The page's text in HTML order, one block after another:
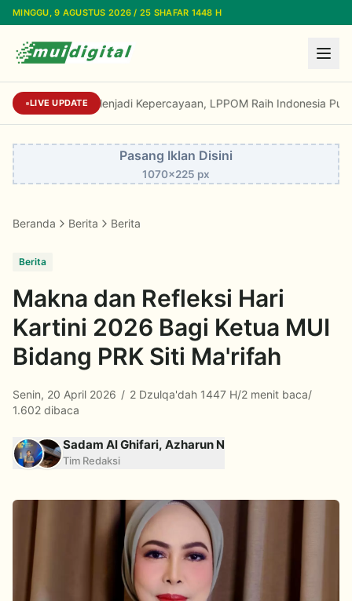
Lewati ke konten utama
MINGGU, 9 AGUSTUS 2026 / 25 SHAFAR 1448 H
LIVE UPDATE
Dari Reputasi Menjadi Kepercayaan, LPPOM Raih Indonesia
Pasang Iklan Disini
1070x225 px
Beranda Berita Berita
Berita
Makna dan Refleksi Hari
Kartini 2026 Bagi Ketua MUI
Bidang PRK Siti Ma'rifah
Senin, 20 April 2026 / 2 Dzulqa'dah 1447 H/2 menit baca/
1.602 dibaca
Sadam Al Ghifari, Azharun N
Tim Redaksi